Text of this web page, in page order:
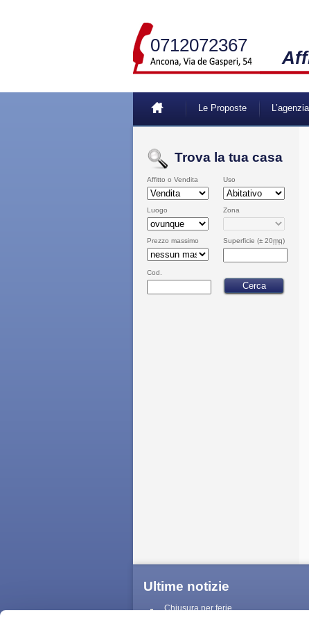
0712072367
Le Proposte L’agenzia
Trova la tua casa
Affitto o Vendita Uso
Luogo Zona
Prezzo massimo Superficie (± 20mq)
Cod.
Ultime notizie
Chiusura per ferie